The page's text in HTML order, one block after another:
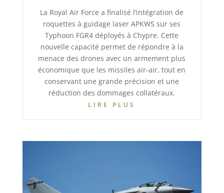
La Royal Air Force a finalisé l’intégration de
roquettes à guidage laser APKWS sur ses
Typhoon FGR4 déployés à Chypre. Cette
nouvelle capacité permet de répondre à la
menace des drones avec un armement plus
économique que les missiles air-air, tout en
conservant une grande précision et une
réduction des dommages collatéraux.
LIRE PLUS